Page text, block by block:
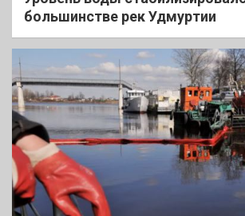
большинстве рек Удмуртии